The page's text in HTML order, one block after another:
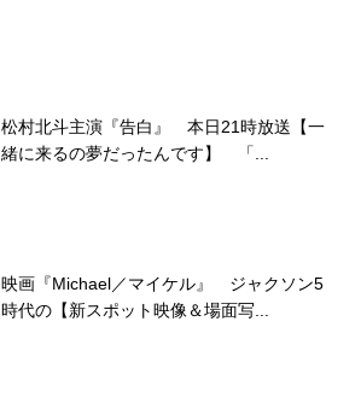
松村北斗主演『告白』 本日21時放送【一
緒に来るの夢だったんです】 「...
映画『Michael／マイケル』 ジャクソン5
時代の【新スポット映像＆場面写...